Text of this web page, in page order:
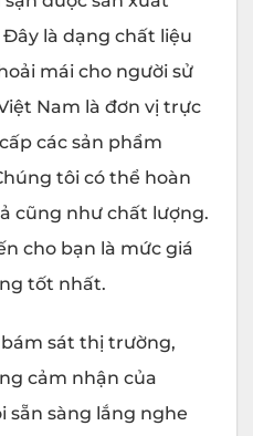
là dạng chất liệu
mái cho người sử
Nam là đơn vị trực
các sản phẩm
tôi có thể hoàn
cũng như chất lượng.
cho bạn là mức giá
tốt nhất.
sát thị trường,
cảm nhận của
sẵn sàng lắng nghe